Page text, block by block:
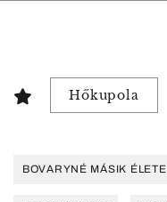
Hőkupola
BOVARYNÉ MÁSIK ÉLETE